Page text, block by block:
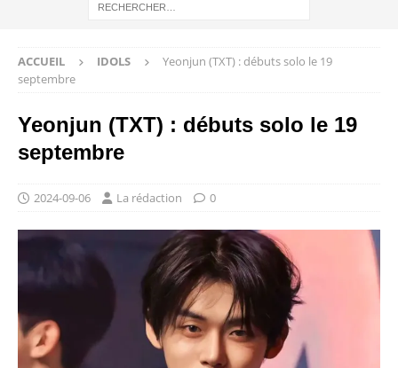
ACCUEIL IDOLS
Yeonjun (TXT) : débuts solo le 19
septembre
Yeonjun (TXT) : débuts solo le 19
septembre
2024-09-06 La rédaction 0